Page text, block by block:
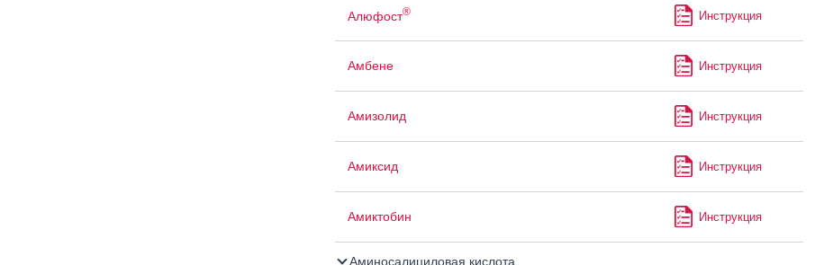
Алюфост® Инструкция
Амбене Инструкция
Амизолид Инструкция
Амиксид Инструкция
Амиктобин Инструкция
Аминосалициловая кислота